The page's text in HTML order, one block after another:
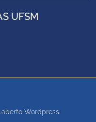
UFSM
aberto Wordpress